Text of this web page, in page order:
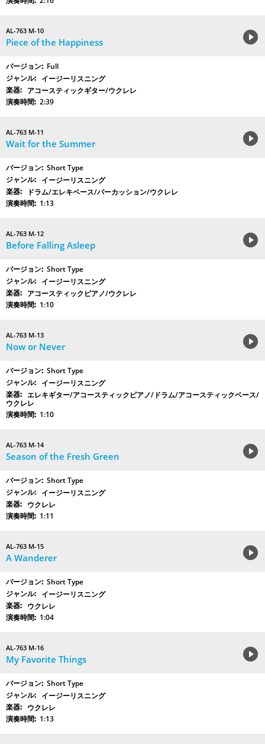
AL-763 M-10
Piece of the Happiness
Full
イージーリスニング
アコースティックギター/ウクレレ
2:39
AL-763 M-11
Wait for the Summer
Short Type
イージーリスニング
ドラム/エレキベース/パーカッション/ウクレレ
1:13
AL-763 M-12
Before Falling Asleep
Short Type
イージーリスニング
アコースティックピアノ/ウクレレ
1:10
AL-763 M-13
Now or Never
Short Type
イージーリスニング
エレキギター/アコースティックピアノ/ドラム/アコースティックベース/
ウクレレ
1:10
AL-763 M-14
Season of the Fresh Green
Short Type
イージーリスニング
ウクレレ
1:11
AL-763 M-15
A Wanderer
Short Type
イージーリスニング
ウクレレ
1:04
AL-763 M-16
My Favorite Things
Short Type
イージーリスニング
ウクレレ
1:13